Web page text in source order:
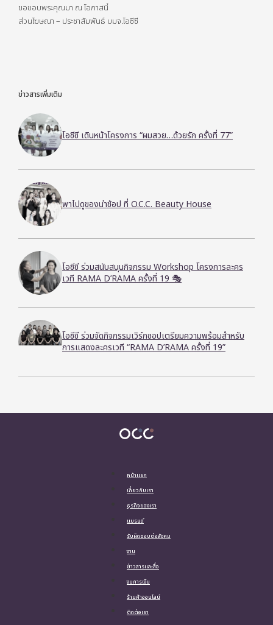
ขอขอบพระคุณมา ณ โอกาสนี้
ส่วนโฆษณา – ประชาสัมพันธ์ บมจ.โอซีซี
ข่าวสารเพิ่มเติม
โอซีซี เดินหน้าโครงการ “ผมสวย…ด้วยรัก ครั้งที่ 77”
พาไปดูของน่าช้อป ที่ O.C.C. Beauty House
โอซีซี ร่วมสนับสนุนกิจกรรม Workshop โครงการละคร
เวที RAMA D’RAMA ครั้งที่ 19 🎭
โอซีซี ร่วมจัดกิจกรรมเวิร์กชอปเตรียมความพร้อมสำหรับ
การแสดงละครเวที “RAMA D’RAMA ครั้งที่ 19”
หน้าแรก
เกี่ยวกับเรา
ธุรกิจของเรา
แบรนด์
รับผิดชอบต่อสังคม
งาน
ข่าวสารและสื่อ
งบการเงิน
ร้านค้าออนไลน์
ติดต่อเรา